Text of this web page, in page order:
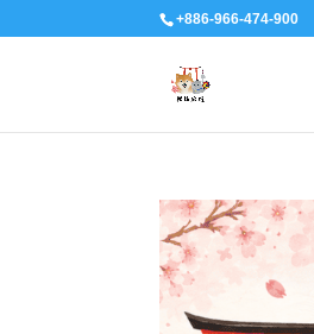
+886-966-474-900